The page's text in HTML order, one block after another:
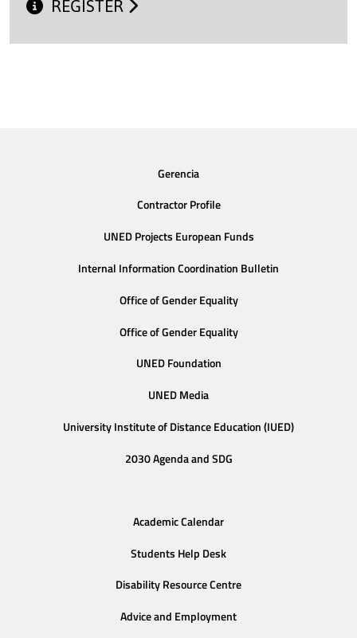
REGISTER
Gerencia
Contractor Profile
UNED Projects European Funds
Internal Information Coordination Bulletin
Office of Gender Equality
Office of Gender Equality
UNED Foundation
UNED Media
University Institute of Distance Education (IUED)
2030 Agenda and SDG
Academic Calendar
Students Help Desk
Disability Resource Centre
Advice and Employment